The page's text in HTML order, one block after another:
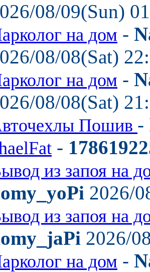
08/09(Sun)
на дом -
08/08(Sat)
на дом -
08/08(Sat)
Пошив -
-
из запоя на
2026/
из запоя на
2026/
на дом -